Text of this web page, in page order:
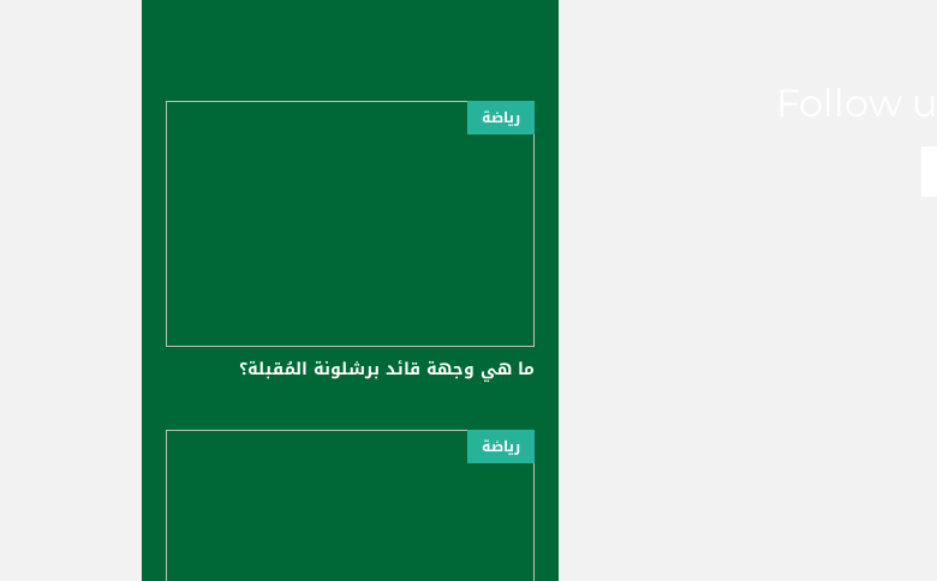
رياضة
ما هي وجهة قائد برشلونة المُقبلة؟
رياضة